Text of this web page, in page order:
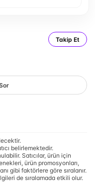
Takip Et
belirlemektedir.
Satıcılar, ürün için
ürün promosyonları,
gibi faktörlere göre sıralanır.
de sıralamada etkili olur.